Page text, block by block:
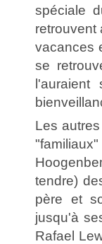
spéciale
retrouvent
vacances
se
l'auraient
Les
tendre)
père et
jusqu'à
Rafael